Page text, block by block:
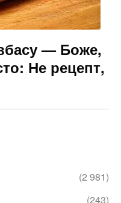
— Боже,
Не рецепт,
(2 981)
(243)